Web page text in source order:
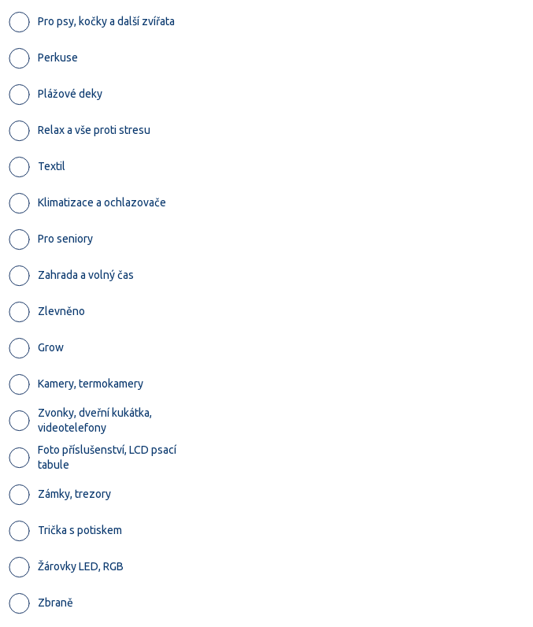
Pro psy, kočky a další zvířata
Perkuse
Plážové deky
Relax a vše proti stresu
Textil
Klimatizace a ochlazovače
Pro seniory
Zahrada a volný čas
Zlevněno
Grow
Kamery, termokamery
Zvonky, dveřní kukátka,
videotelefony
Foto příslušenství, LCD psací
tabule
Zámky, trezory
Trička s potiskem
Žárovky LED, RGB
Zbraně